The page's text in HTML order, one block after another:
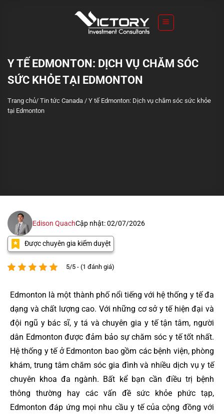
Y TẾ EDMONTON: DỊCH VỤ CHĂM SÓC
SỨC KHỎE TẠI EDMONTON
Trang chủ/ Tin tức Canada / Y tế Edmonton: Dịch vụ chăm sóc sức khỏe
tại Edmonton
Edison QuachCập nhật: 02/07/2026
Được chuyên gia kiểm duyệt
5/5 - (1 đánh giá)
Edmonton là một thành phố nổi tiếng với hệ thống y tế đa
dạng và chất lượng cao. Với những cơ sở y tế hiện đại và
đội ngũ y bác sĩ, y tá và chuyên gia y tế tận tâm, người
dân Edmonton được đảm bảo sự chăm sóc y tế tốt nhất.
Hệ thống y tế ở Edmonton bao gồm các bệnh viện, phòng
khám, trung tâm chăm sóc gia đình và nhiều dịch vụ y tế
chuyên khoa đa ngành. Bất kể bạn cần điều trị bệnh
thông thường hay các vấn đề sức khỏe phức tạp,
Edmonton đáp ứng mọi nhu cầu y tế của cộng đồng với